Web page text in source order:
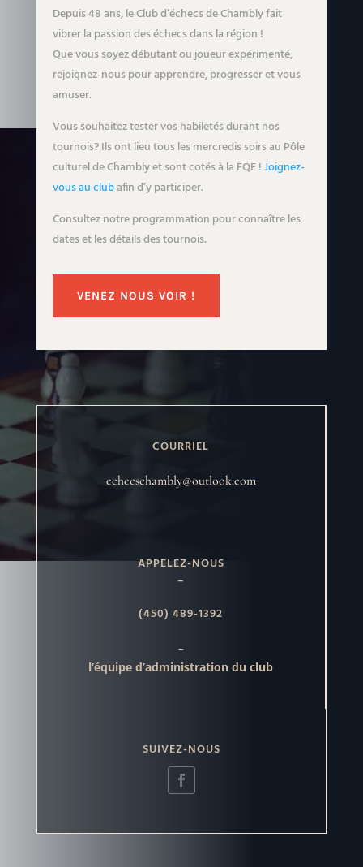
Depuis 48 ans, le Club d’échecs de Chambly fait
vibrer la passion des échecs dans la région !
Que vous soyez débutant ou joueur expérimenté,
rejoignez-nous pour apprendre, progresser et vous
amuser.
Vous souhaitez tester vos habiletés durant nos
tournois? Ils ont lieu tous les mercredis soirs au Pôle
culturel de Chambly et sont cotés à la FQE !Joignez-
vous au clubafin d’y participer.
Consultez notre programmation pour connaître les
dates et les détails des tournois.
VENEZ NOUS VOIR !
COURRIEL
echecschambly@outlook.com
APPELEZ-NOUS
–
(450) 489-1392
–
l’équipe d’administration du club
SUIVEZ-NOUS